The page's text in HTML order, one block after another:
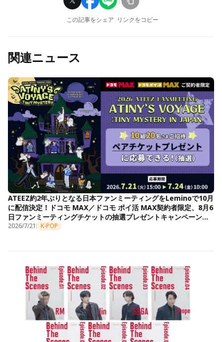
この記事をシェア リンクをコピー
関連ニュース
ATEEZ約2年ぶりとなる日本ファンミーティングをLeminoで10月
に配信決定！ドコモ MAX／ドコモ ポイ活 MAX契約者限定、8月6
日ファンミーティングチケットの抽選プレゼントキャンペーンも
開始
2026/7/21 K-POP